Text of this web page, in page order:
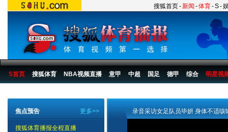
搜狐首页-新闻 -体育-S-
S首页 搜狐体育 NBA视频直播 意甲 中超 国足 德甲 综合 明星视
更多>>
焦点预告
搜狐体育播报全程直播
录音采访女足队员毕妍 身体不适咳